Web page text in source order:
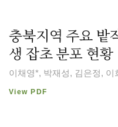
충북지역 주요 밭
생 잡초 분포 현황
이채영*, 박재성, 김은정, 이
View PDF